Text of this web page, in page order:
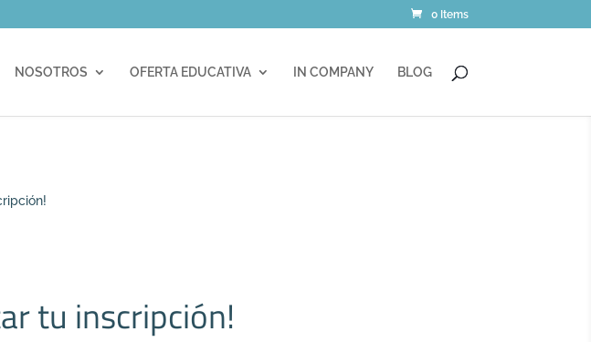
0 Items
NOSOTROS OFERTA EDUCATIVA IN COMPANY BLOG
tu inscripción!